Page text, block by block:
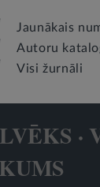
Jaunākais
Autoru
Visi žurnāli
·